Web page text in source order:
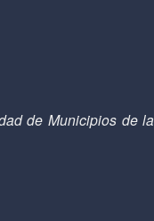
de Municipios de la